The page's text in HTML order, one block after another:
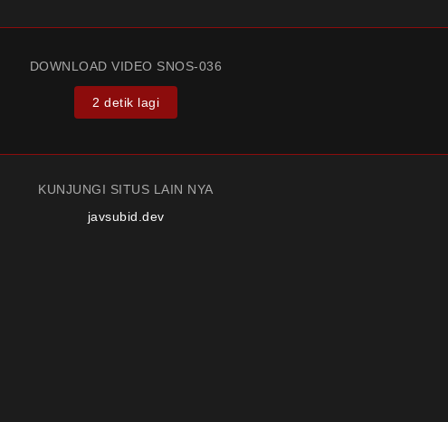
DOWNLOAD VIDEO SNOS-036
2 detik lagi
KUNJUNGI SITUS LAIN NYA
javsubid.dev